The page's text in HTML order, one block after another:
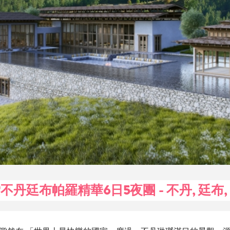
丹廷布帕羅精華6日5夜團 - 不丹, 廷布